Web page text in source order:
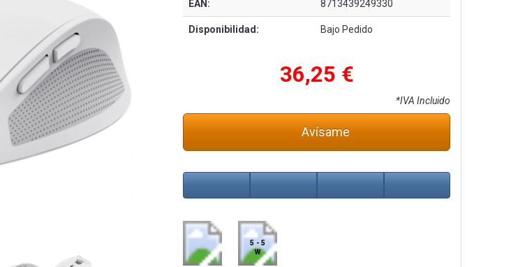
EAN: 8713439249330
Disponibilidad: Bajo Pedido
36,25 €
*IVA Incluido
Avísame
5 - 5
W